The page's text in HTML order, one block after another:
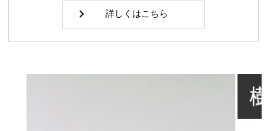
詳しくはこちら